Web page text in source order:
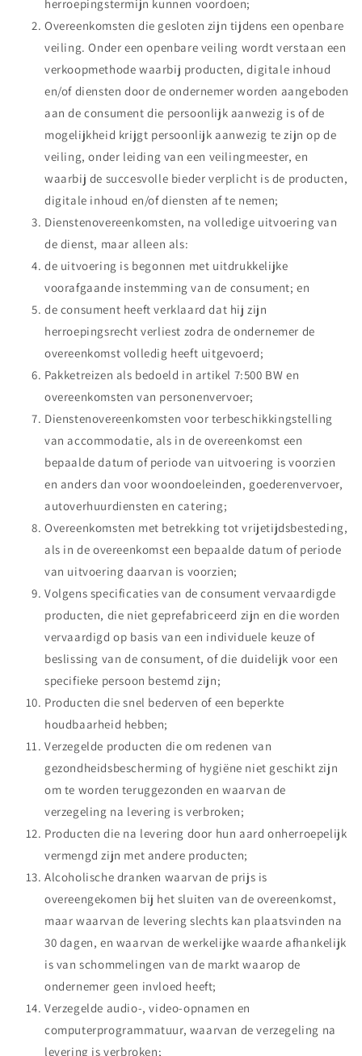
herroepingstermijn kunnen voordoen;
Overeenkomsten die gesloten zijn tijdens een openbare
veiling. Onder een openbare veiling wordt verstaan een
verkoopmethode waarbij producten, digitale inhoud
en/of diensten door de ondernemer worden aangeboden
aan de consument die persoonlijk aanwezig is of de
mogelijkheid krijgt persoonlijk aanwezig te zijn op de
veiling, onder leiding van een veilingmeester, en
waarbij de succesvolle bieder verplicht is de producten,
digitale inhoud en/of diensten af te nemen;
Dienstenovereenkomsten, na volledige uitvoering van
de dienst, maar alleen als:
de uitvoering is begonnen met uitdrukkelijke
voorafgaande instemming van de consument; en
de consument heeft verklaard dat hij zijn
herroepingsrecht verliest zodra de ondernemer de
overeenkomst volledig heeft uitgevoerd;
Pakketreizen als bedoeld in artikel 7:500 BW en
overeenkomsten van personenvervoer;
Dienstenovereenkomsten voor terbeschikkingstelling
van accommodatie, als in de overeenkomst een
bepaalde datum of periode van uitvoering is voorzien
en anders dan voor woondoeleinden, goederenvervoer,
autoverhuurdiensten en catering;
Overeenkomsten met betrekking tot vrijetijdsbesteding,
als in de overeenkomst een bepaalde datum of periode
van uitvoering daarvan is voorzien;
Volgens specificaties van de consument vervaardigde
producten, die niet geprefabriceerd zijn en die worden
vervaardigd op basis van een individuele keuze of
beslissing van de consument, of die duidelijk voor een
specifieke persoon bestemd zijn;
Producten die snel bederven of een beperkte
houdbaarheid hebben;
Verzegelde producten die om redenen van
gezondheidsbescherming of hygiëne niet geschikt zijn
om te worden teruggezonden en waarvan de
verzegeling na levering is verbroken;
Producten die na levering door hun aard onherroepelijk
vermengd zijn met andere producten;
Alcoholische dranken waarvan de prijs is
overeengekomen bij het sluiten van de overeenkomst,
maar waarvan de levering slechts kan plaatsvinden na
30 dagen, en waarvan de werkelijke waarde afhankelijk
is van schommelingen van de markt waarop de
ondernemer geen invloed heeft;
Verzegelde audio-, video-opnamen en
computerprogrammatuur, waarvan de verzegeling na
levering is verbroken;